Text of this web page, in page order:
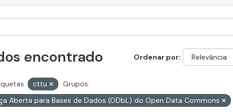
Ordenar por
encontrado
cttu
Grupos:
Aberta para Bases de Dados (ODbL) do Open Data Commons